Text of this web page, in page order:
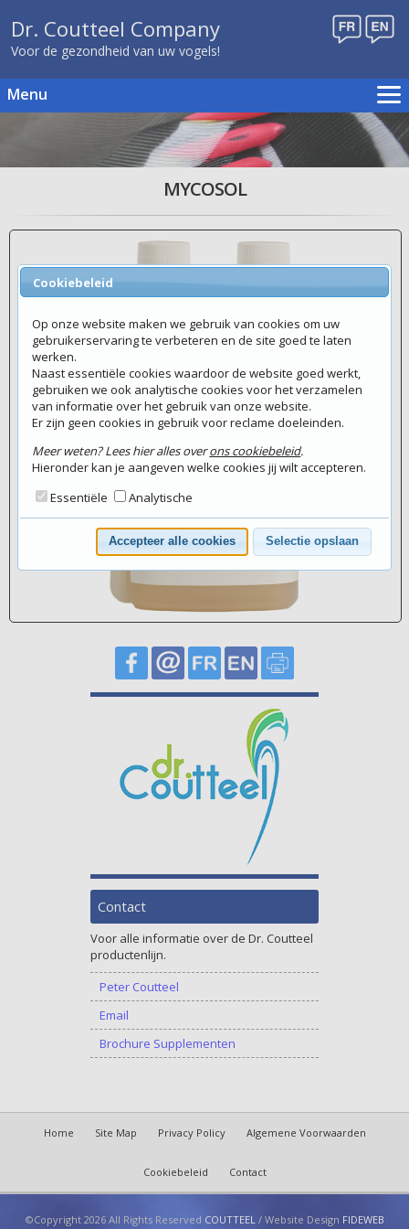
Dr. Coutteel Company
Voor de gezondheid van uw vogels!
Menu
Kweekschema's
Evenementen
Contact
MYCOSOL
Contact
Voor alle informatie over de Dr. Coutteel
productenlijn.
Peter Coutteel
Email
Brochure Supplementen
Home Site Map Privacy Policy Algemene Voorwaarden
Cookiebeleid Contact
©Copyright 2026 All Rights Reserved COUTTEEL / Website Design FIDEWEB
Cookiebeleid
Op onze website maken we gebruik van cookies om uw
gebruikerservaring te verbeteren en de site goed te laten
werken.
Naast essentiële cookies waardoor de website goed werkt,
gebruiken we ook analytische cookies voor het verzamelen
van informatie over het gebruik van onze website.
Er zijn geen cookies in gebruik voor reclame doeleinden.
Meer weten? Lees hier alles overons cookiebeleid.
Hieronder kan je aangeven welke cookies jij wilt accepteren.
Essentiële
Analytische
Accepteer alle cookies Selectie opslaan